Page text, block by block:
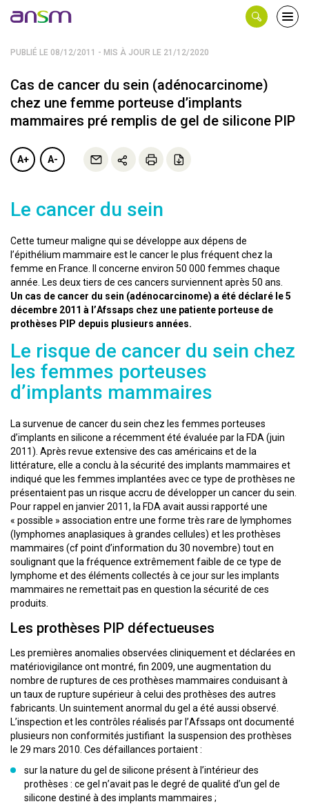
PUBLIÉ LE 08/12/2011 - MIS À JOUR LE 21/12/2020
Cas de cancer du sein (adénocarcinome)
chez une femme porteuse d’implants
mammaires pré remplis de gel de silicone PIP
A+ A-
Le cancer du sein
Cette tumeur maligne qui se développe aux dépens de
l’épithélium mammaire est le cancer le plus fréquent chez la
femme en France. Il concerne environ 50 000 femmes chaque
année. Les deux tiers de ces cancers surviennent après 50 ans.
Un cas de cancer du sein (adénocarcinome) a été déclaré le 5
décembre 2011 à l’Afssaps chez une patiente porteuse de
prothèses PIP depuis plusieurs années.
Le risque de cancer du sein chez
les femmes porteuses
d’implants mammaires
La survenue de cancer du sein chez les femmes porteuses
d’implants en silicone a récemment été évaluée par la FDA (juin
2011). Après revue extensive des cas américains et de la
littérature, elle a conclu à la sécurité des implants mammaires et
indiqué que les femmes implantées avec ce type de prothèses ne
présentaient pas un risque accru de développer un cancer du sein.
Pour rappel en janvier 2011, la FDA avait aussi rapporté une
« possible » association entre une forme très rare de lymphomes
(lymphomes anaplasiques à grandes cellules) et les prothèses
mammaires (cf point d’information du 30 novembre) tout en
soulignant que la fréquence extrêmement faible de ce type de
lymphome et des éléments collectés à ce jour sur les implants
mammaires ne remettait pas en question la sécurité de ces
produits.
Les prothèses PIP défectueuses
Les premières anomalies observées cliniquement et déclarées en
matériovigilance ont montré, fin 2009, une augmentation du
nombre de ruptures de ces prothèses mammaires conduisant à
un taux de rupture supérieur à celui des prothèses des autres
fabricants. Un suintement anormal du gel a été aussi observé.
L’inspection et les contrôles réalisés par l’Afssaps ont documenté
plusieurs non conformités justifiant la suspension des prothèses
le 29 mars 2010. Ces défaillances portaient :
sur la nature du gel de silicone présent à l’intérieur des
prothèses : ce gel n’avait pas le degré de qualité d’un gel de
silicone destiné à des implants mammaires ;